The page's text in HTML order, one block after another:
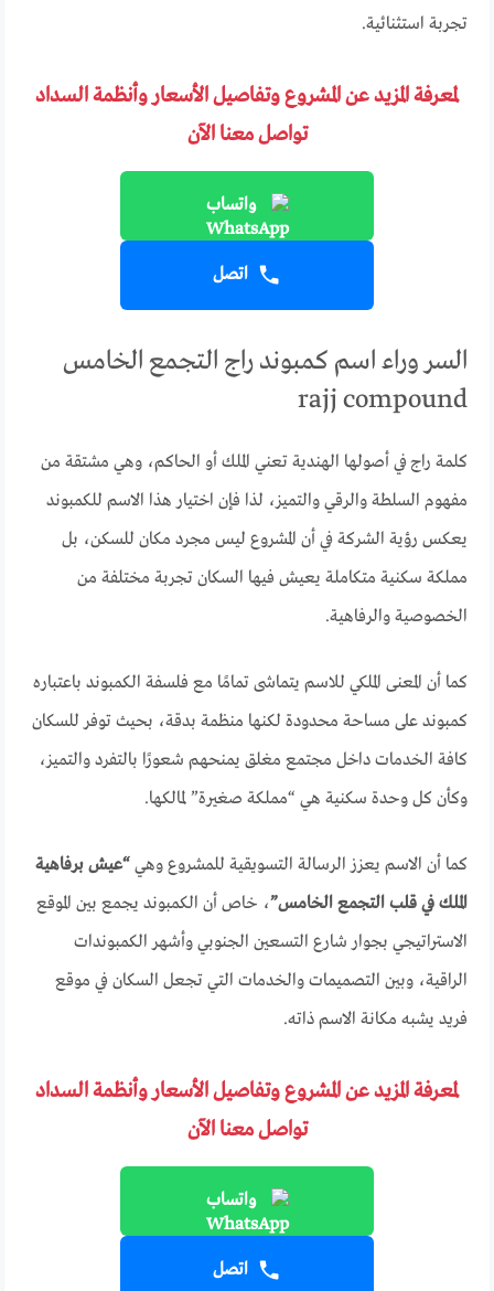
تجربة استثنائية.
لمعرفة المزيد عن المشروع وتفاصيل الأسعار وأنظمة السداد
تواصل معنا الآن
واتساب
اتصل
السر وراء اسم كمبوند راج التجمع الخامس
rajj compound
كلمة راج في أصولها الهندية تعني الملك أو الحاكم، وهي مشتقة من
مفهوم السلطة والرقي والتميز، لذا فإن اختيار هذا الاسم للكمبوند
يعكس رؤية الشركة في أن المشروع ليس مجرد مكان للسكن، بل
مملكة سكنية متكاملة يعيش فيها السكان تجربة مختلفة من
الخصوصية والرفاهية.
كما أن المعنى الملكي للاسم يتماشى تمامًا مع فلسفة الكمبوند باعتباره
كمبوند على مساحة محدودة لكنها منظمة بدقة، بحيث توفر للسكان
كافة الخدمات داخل مجتمع مغلق يمنحهم شعورًا بالتفرد والتميز،
وكأن كل وحدة سكنية هي “مملكة صغيرة” لمالكها.
كما أن الاسم يعزز الرسالة التسويقية للمشروع وهي“عيش برفاهية
الملك في قلب التجمع الخامس”، خاص أن الكمبوند يجمع بين الموقع
الاستراتيجي بجوار شارع التسعين الجنوبي وأشهر الكمبوندات
الراقية، وبين التصميمات والخدمات التي تجعل السكان في موقع
فريد يشبه مكانة الاسم ذاته.
لمعرفة المزيد عن المشروع وتفاصيل الأسعار وأنظمة السداد
تواصل معنا الآن
واتساب
اتصل